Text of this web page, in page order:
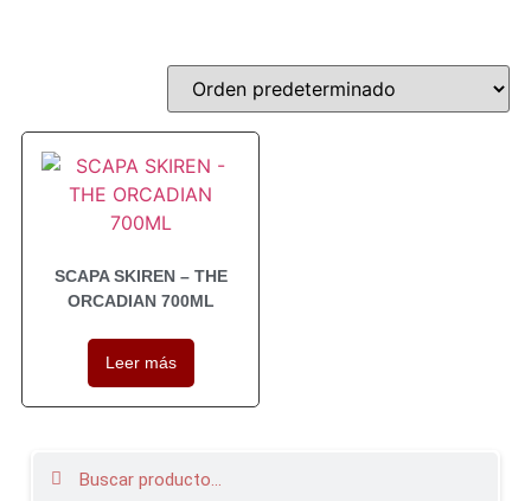
SCAPA SKIREN – THE
ORCADIAN 700ML
Leer más